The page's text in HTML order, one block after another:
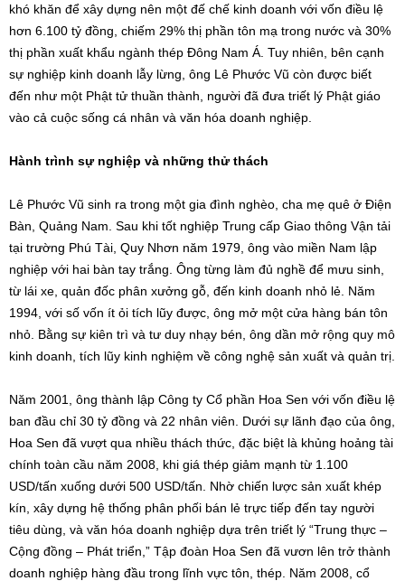
khó khăn để xây dựng nên một đế chế kinh doanh với vốn điều lệ
hơn 6.100 tỷ đồng, chiếm 29% thị phần tôn mạ trong nước và 30%
thị phần xuất khẩu ngành thép Đông Nam Á. Tuy nhiên, bên cạnh
sự nghiệp kinh doanh lẫy lừng, ông Lê Phước Vũ còn được biết
đến như một Phật tử thuần thành, người đã đưa triết lý Phật giáo
vào cả cuộc sống cá nhân và văn hóa doanh nghiệp.
Hành trình sự nghiệp và những thử thách
Lê Phước Vũ sinh ra trong một gia đình nghèo, cha mẹ quê ở Điện
Bàn, Quảng Nam. Sau khi tốt nghiệp Trung cấp Giao thông Vận tải
tại trường Phú Tài, Quy Nhơn năm 1979, ông vào miền Nam lập
nghiệp với hai bàn tay trắng. Ông từng làm đủ nghề để mưu sinh,
từ lái xe, quản đốc phân xưởng gỗ, đến kinh doanh nhỏ lẻ. Năm
1994, với số vốn ít ỏi tích lũy được, ông mở một cửa hàng bán tôn
nhỏ. Bằng sự kiên trì và tư duy nhạy bén, ông dần mở rộng quy mô
kinh doanh, tích lũy kinh nghiệm về công nghệ sản xuất và quản trị.
Năm 2001, ông thành lập Công ty Cổ phần Hoa Sen với vốn điều lệ
ban đầu chỉ 30 tỷ đồng và 22 nhân viên. Dưới sự lãnh đạo của ông,
Hoa Sen đã vượt qua nhiều thách thức, đặc biệt là khủng hoảng tài
chính toàn cầu năm 2008, khi giá thép giảm mạnh từ 1.100
USD/tấn xuống dưới 500 USD/tấn. Nhờ chiến lược sản xuất khép
kín, xây dựng hệ thống phân phối bán lẻ trực tiếp đến tay người
tiêu dùng, và văn hóa doanh nghiệp dựa trên triết lý “Trung thực –
Cộng đồng – Phát triển,” Tập đoàn Hoa Sen đã vươn lên trở thành
doanh nghiệp hàng đầu trong lĩnh vực tôn, thép. Năm 2008, cổ